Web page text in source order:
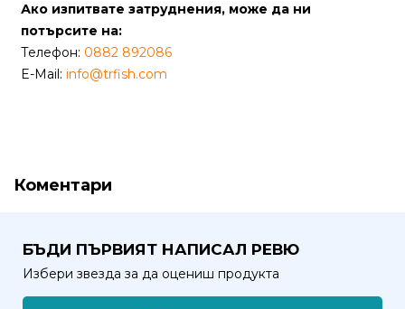
2026
Всички
права
запазени.
от
Ако изпитвате затруднения, може да ни
потърсите на:
Телефон: 0882 892086
E-Mail: info@trfish.com
Коментари
БЪДИ ПЪРВИЯТ НАПИСАЛ РЕВЮ
Избери звезда за да оцениш продукта